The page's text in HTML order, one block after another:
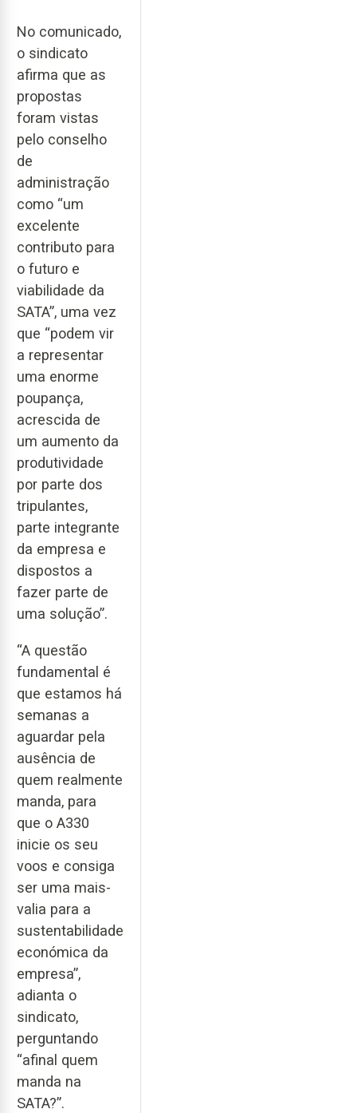
No comunicado,
o sindicato
afirma que as
propostas
foram vistas
pelo conselho
de
administração
como “um
excelente
contributo para
o futuro e
viabilidade da
SATA”, uma vez
que “podem vir
a representar
uma enorme
poupança,
acrescida de
um aumento da
produtividade
por parte dos
tripulantes,
parte integrante
da empresa e
dispostos a
fazer parte de
uma solução”.
“A questão
fundamental é
que estamos há
semanas a
aguardar pela
ausência de
quem realmente
manda, para
que o A330
inicie os seu
voos e consiga
ser uma mais-
valia para a
sustentabilidade
económica da
empresa”,
adianta o
sindicato,
perguntando
“afinal quem
manda na
SATA?”.